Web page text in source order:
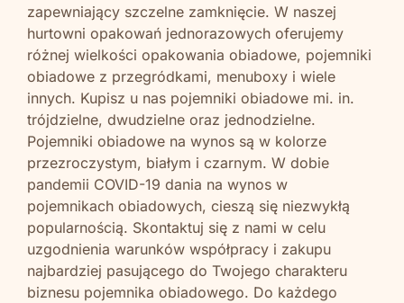
zapewniający szczelne zamknięcie. W naszej
hurtowni opakowań jednorazowych oferujemy
różnej wielkości opakowania obiadowe, pojemniki
obiadowe z przegródkami, menuboxy i wiele
innych. Kupisz u nas pojemniki obiadowe mi. in.
trójdzielne, dwudzielne oraz jednodzielne.
Pojemniki obiadowe na wynos są w kolorze
przezroczystym, białym i czarnym. W dobie
pandemii COVID-19 dania na wynos w
pojemnikach obiadowych, cieszą się niezwykłą
popularnością. Skontaktuj się z nami w celu
uzgodnienia warunków współpracy i zakupu
najbardziej pasującego do Twojego charakteru
biznesu pojemnika obiadowego. Do każdego